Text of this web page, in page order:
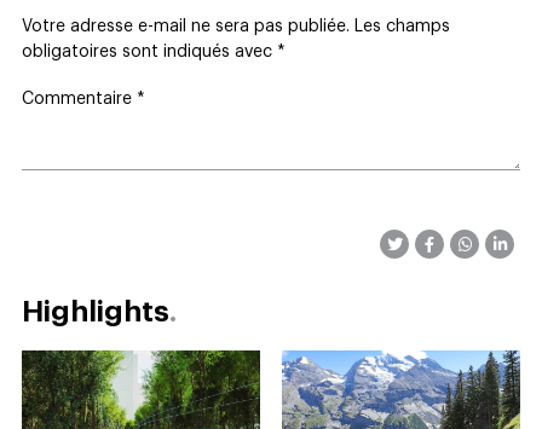
Votre adresse e-mail ne sera pas publiée. Les champs
obligatoires sont indiqués avec *
Commentaire *
Highlights